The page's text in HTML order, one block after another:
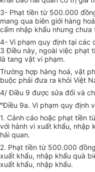
3- Phạt tiền từ 500.000
mang qua biên giới hàng
cấm nhập khẩu nhưng
4- Vi phạm quy định tại các
3 Điều này, ngoài việc phạt
là tang vật vi phạm.
Trường hợp hàng hoá, vật
buộc phải đưa ra khỏi Việt
4/ Điều 9 được sửa đổi và
''Điều 9a. Vi phạm quy định
1. Cảnh cáo hoặc phạt tiền
với hành vi xuất khẩu, nhập
hải quan.
2. Phạt tiền từ 500.000
xuất khẩu, nhập khẩu quà
xuất khẩu, nhập khẩu.